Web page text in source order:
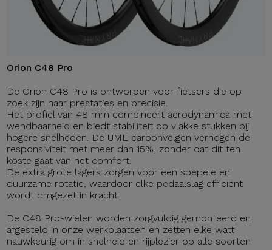
Orion C48 Pro
De Orion C48 Pro is ontworpen voor fietsers die op
zoek zijn naar prestaties en precisie.
Het profiel van 48 mm combineert aerodynamica met
wendbaarheid en biedt stabiliteit op vlakke stukken bij
hogere snelheden. De UML-carbonvelgen verhogen de
responsiviteit met meer dan 15%, zonder dat dit ten
koste gaat van het comfort.
De extra grote lagers zorgen voor een soepele en
duurzame rotatie, waardoor elke pedaalslag efficiënt
wordt omgezet in kracht.
De C48 Pro-wielen worden zorgvuldig gemonteerd en
afgesteld in onze werkplaatsen en zetten elke watt
nauwkeurig om in snelheid en rijplezier op alle soorten